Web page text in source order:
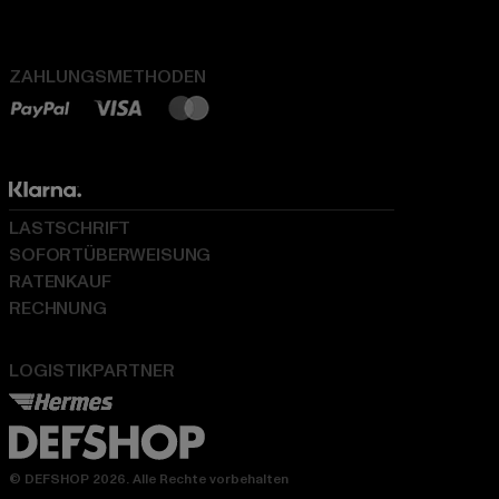
ZAHLUNGSMETHODEN
LOGISTIKPARTNER
LASTSCHRIFT
SOFORTÜBERWEISUNG
RATENKAUF
RECHNUNG
© DEFSHOP 2026. Alle Rechte vorbehalten